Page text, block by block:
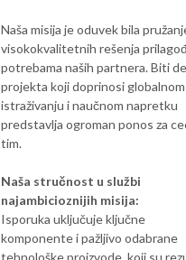
Naša misija je oduvek bila
visokokvalitetnih rešenja
potrebama naših partnera. Biti
projekta koji doprinosi globalnom
istraživanju i naučnom napretku
predstavlja ogroman ponos za
tim.
Naša stručnost u službi
najambicioznijih misija:
Isporuka uključuje ključne
komponente i pažljivo odabrane
tehnološke proizvode, koji su